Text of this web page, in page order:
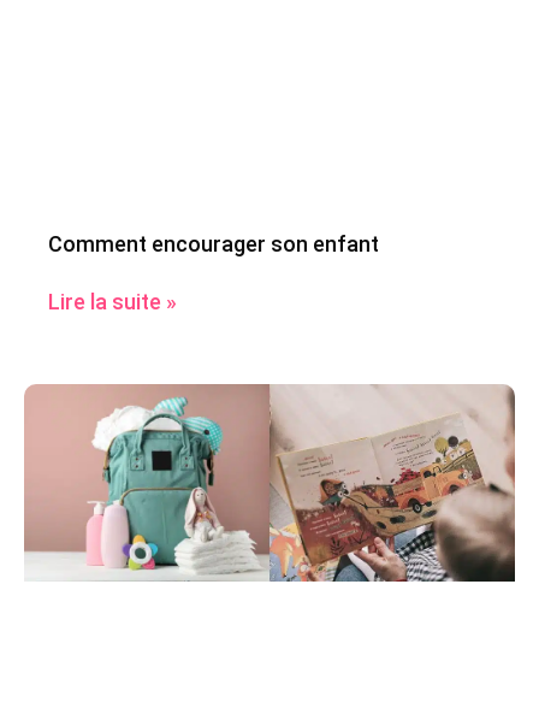
Comment encourager son enfant
Lire la suite »